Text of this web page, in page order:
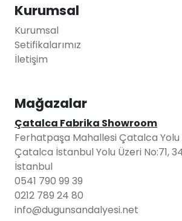
Kurumsal
Kurumsal
Setifikalarımız
İletişim
Mağazalar
Çatalca Fabrika Showroom
Ferhatpaşa Mahallesi Çatalca Yolu
Çatalca İstanbul Yolu Üzeri No:71,
İstanbul
0541 790 99 39
0212 789 24 80
info@dugunsandalyesi.net